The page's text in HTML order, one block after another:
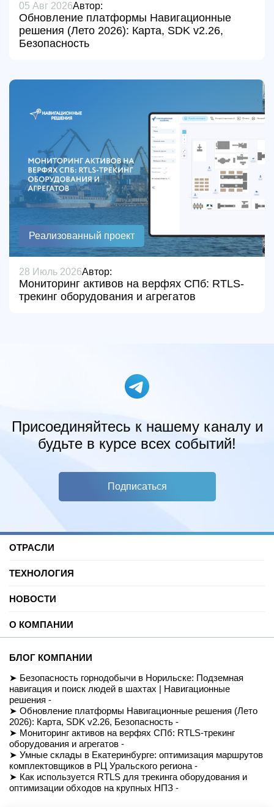
05 Авг 2026Автор:
Обновление платформы Навигационные
решения (Лето 2026): Карта, SDK v2.26,
Безопасность
Реализованный проект
28 Июль 2026Автор:
Мониторинг активов на верфях СПб: RTLS-
трекинг оборудования и агрегатов
Присоединяйтесь к нашему каналу и
будьте в курсе всех событий!
Подписаться
ОТРАСЛИ
Торговые центры
Автомобильные услуги
Спорт
Производство
Культура и развлечения
Здравоохранение
Недвижимость и офисы
Музеи
Транспорт
Ритейл
Навигация транспортных средств
Строительство
ТЕХНОЛОГИЯ
SDK для Indoor навигации
Позиционирование внутри помещений
Реализованные проекты
Для разработчиков
FAQ
Документация
Вход/Регистрация
НОВОСТИ
Вебинары и подкасты
О КОМПАНИИ
Миссия
Команда
Контакты
СОУТ
Политика обработки персональных данных
Условия доступа к сайту
Приказ Минцифры №511
Магазин
БЛОГ КОМПАНИИ
Безопасность горнодобычи в Норильске: Подземная
навигация и поиск людей в шахтах | Навигационные
решения -
Обновление платформы Навигационные решения (Лето
2026): Карта, SDK v2.26, Безопасность -
Мониторинг активов на верфях СПб: RTLS-трекинг
оборудования и агрегатов -
Умные склады в Екатеринбурге: оптимизация маршрутов
комплектовщиков в РЦ Уральского региона -
Как используется RTLS для трекинга оборудования и
оптимизации обходов на крупных НПЗ -